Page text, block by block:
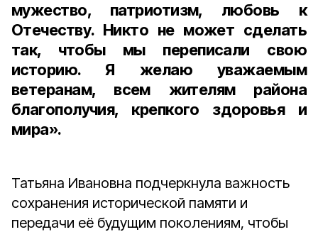
мужество, патриотизм, любовь к
Отечеству. Никто не может сделать
так, чтобы мы переписали свою
историю. Я желаю уважаемым
ветеранам, всем жителям района
благополучия, крепкого здоровья и
мира».
Татьяна Ивановна подчеркнула важность
сохранения исторической памяти и
передачи её будущим поколениям, чтобы